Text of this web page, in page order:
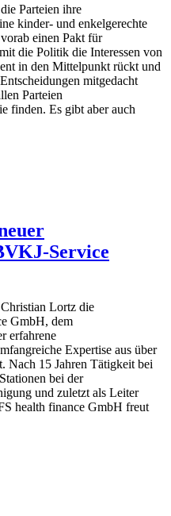
Parteien ihre
kinder- und enkelgerechte
einen Pakt für
die Politik die Interessen von
in den Mittelpunkt rückt und
mitgedacht
Parteien
finden. Es gibt aber auch
Service
Lortz die
GmbH, dem
erfahrene
Expertise aus über
Nach 15 Jahren Tätigkeit bei
bei der
und zuletzt als Leiter
health finance GmbH freut